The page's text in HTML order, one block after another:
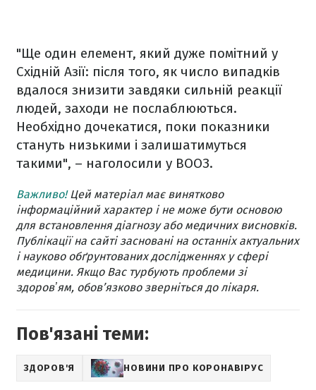
"Ще один елемент, який дуже помітний у
Східній Азії: після того, як число випадків
вдалося знизити завдяки сильній реакції
людей, заходи не послаблюються.
Необхідно дочекатися, поки показники
стануть низькими і залишатимуться
такими", – наголосили у ВООЗ.
Важливо!Цей матеріал має винятково
інформаційний характер і не може бути основою
для встановлення діагнозу або медичних висновків.
Публікації на сайті засновані на останніх актуальних
і науково обґрунтованих дослідженнях у сфері
медицини. Якщо Вас турбують проблеми зі
здоровʼям, обов’язково зверніться до лікаря.
Пов'язані теми:
ЗДОРОВ'Я НОВИНИ ПРО КОРОНАВІРУС